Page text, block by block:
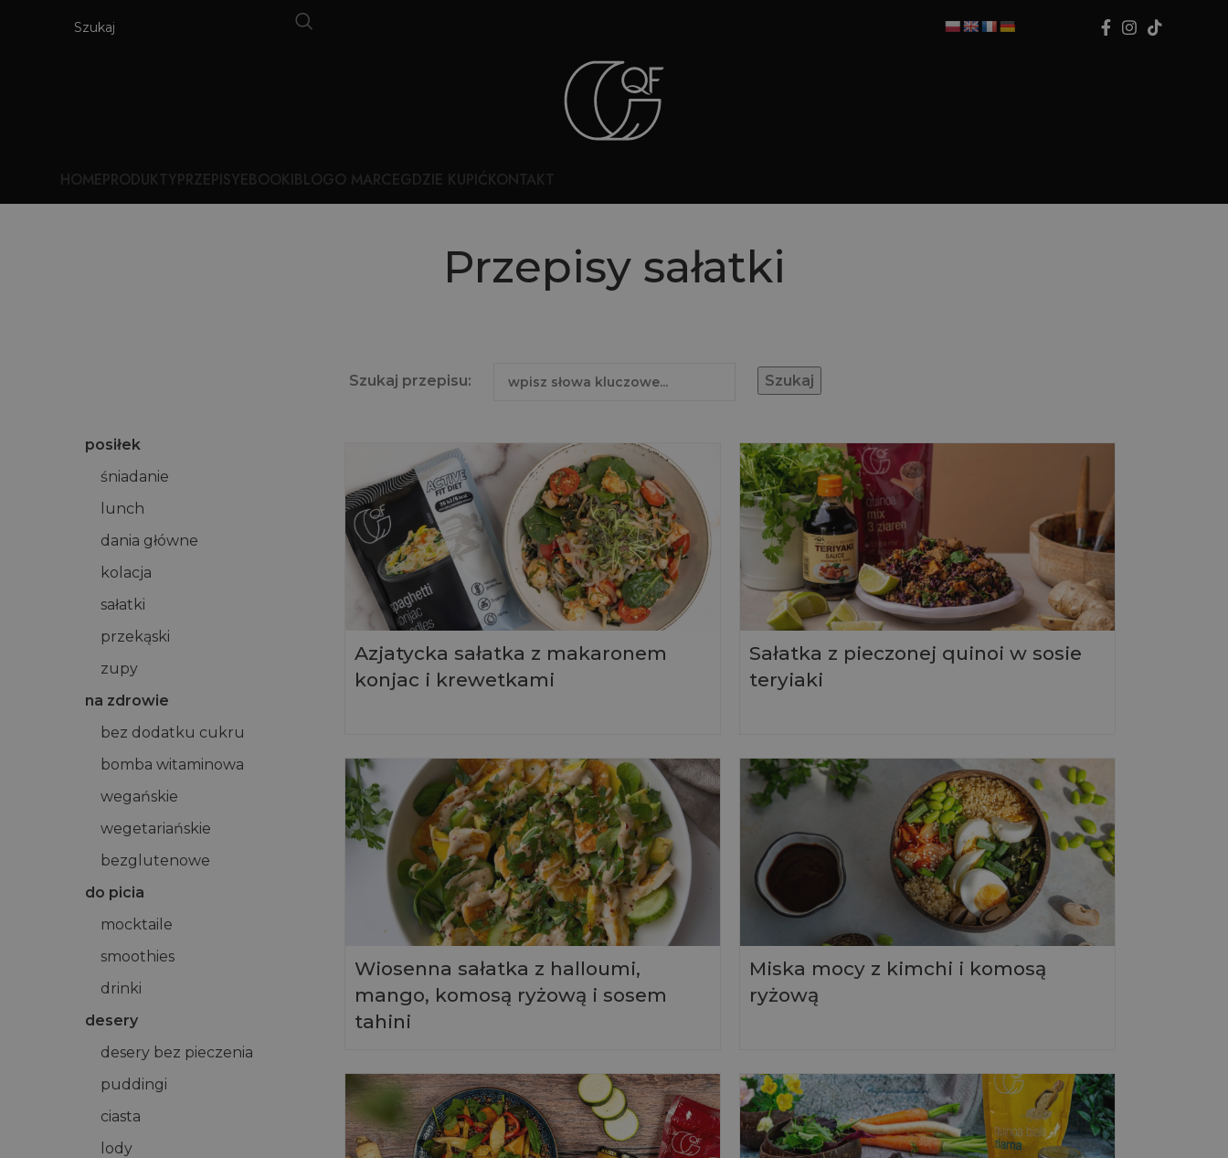
HOMEPRODUKTYPRZEPISYEBOOKIBLOGO MARCEGDZIE KUPIĆKONTAKT
Przepisy sałatki
Szukaj przepisu:
posiłek
śniadanie
lunch
dania główne
kolacja
sałatki
przekąski
zupy
na zdrowie
bez dodatku cukru
bomba witaminowa
wegańskie
wegetariańskie
bezglutenowe
do picia
mocktaile
smoothies
drinki
desery
desery bez pieczenia
puddingi
ciasta
lody
Azjatycka sałatka z makaronem
konjac i krewetkami
Sałatka z pieczonej quinoi w sosie
teryiaki
Wiosenna sałatka z halloumi,
mango, komosą ryżową i sosem
tahini
Miska mocy z kimchi i komosą
ryżową